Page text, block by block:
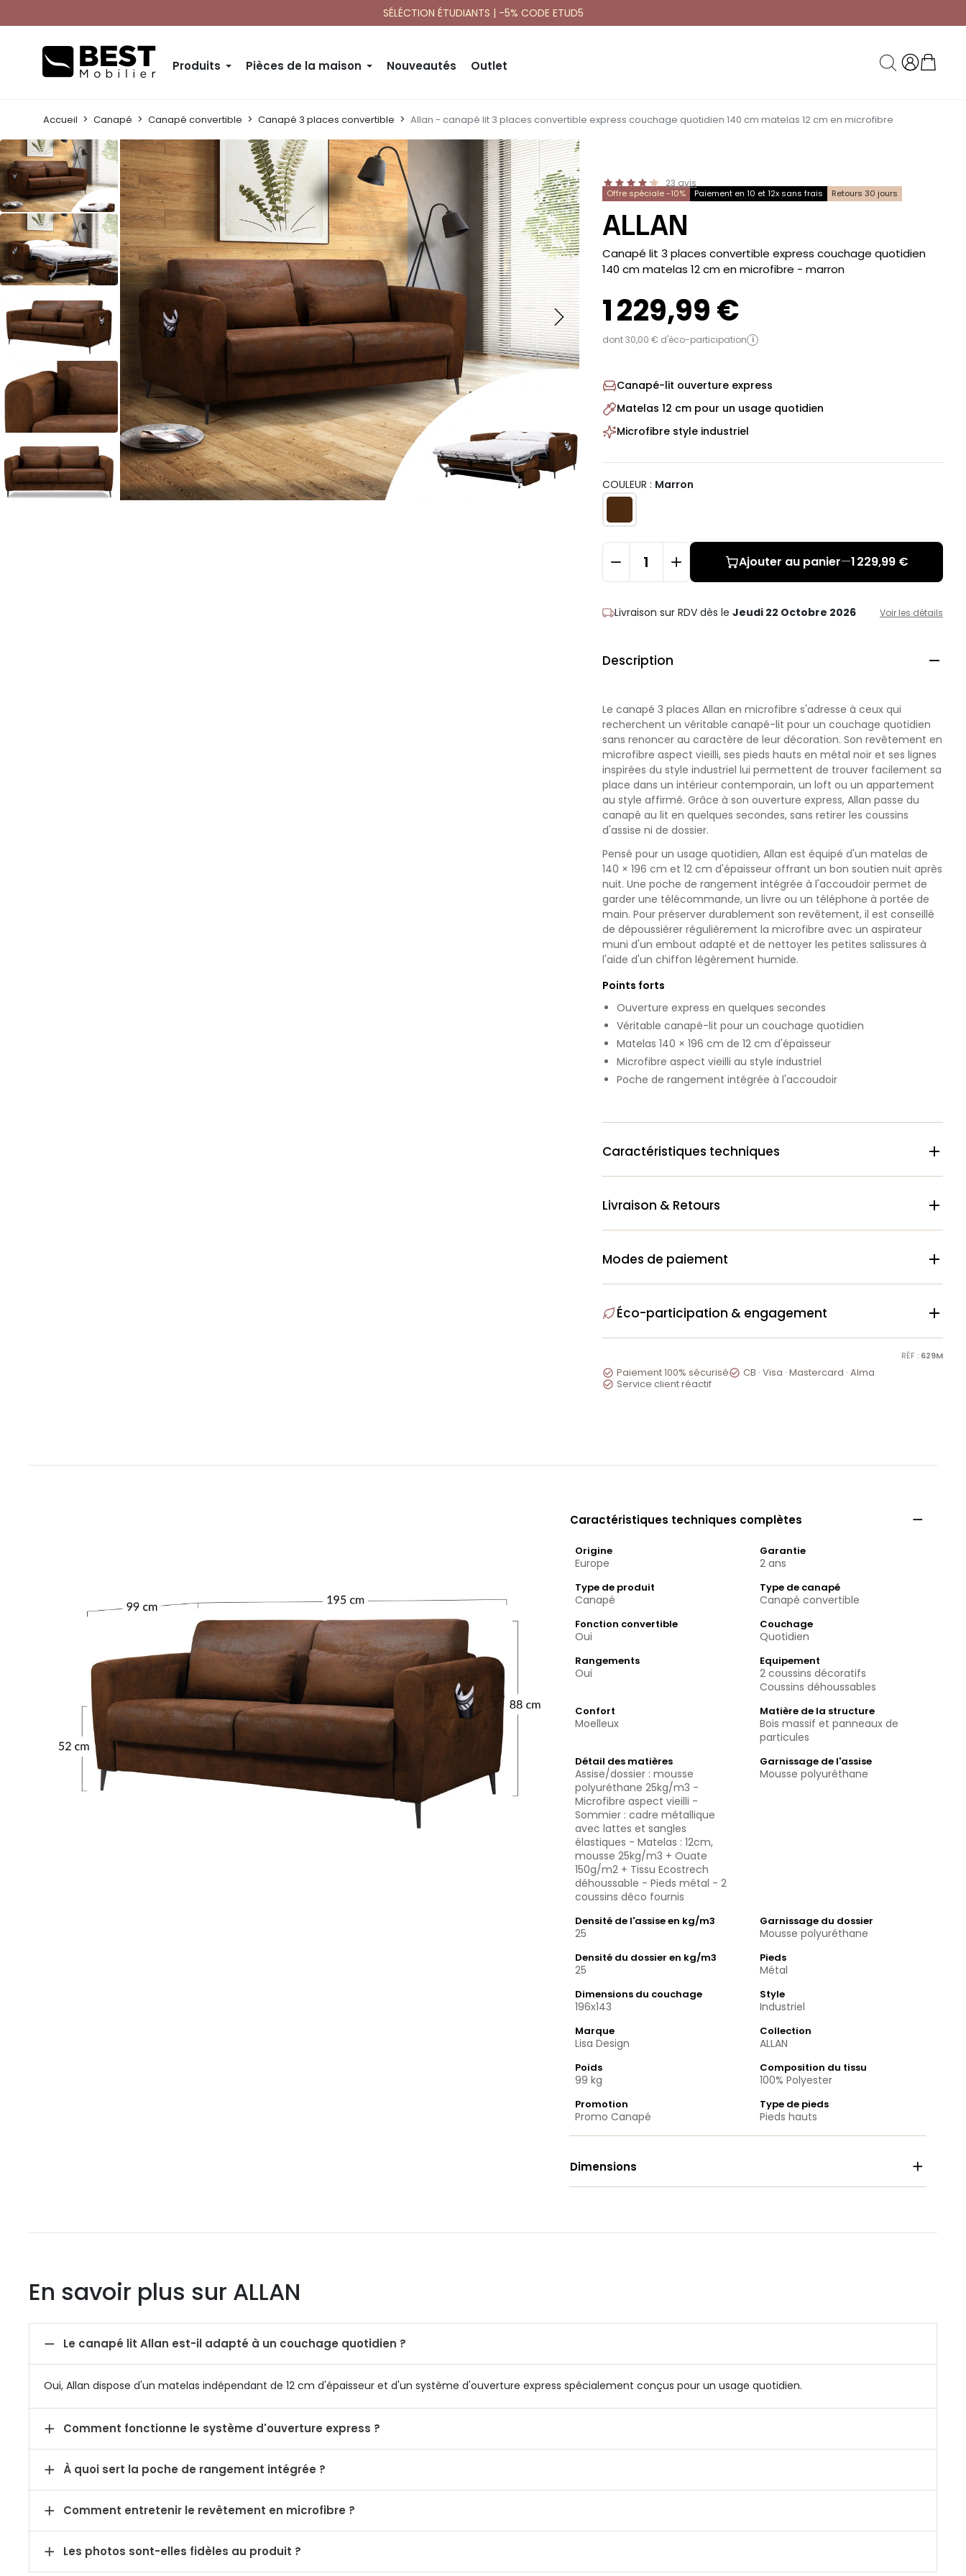
SÉLÉCTION ÉTUDIANTS | -5% CODE ETUD5
Produits Pièces de la maison Nouveautés Outlet
Accueil Canapé Canapé convertible Canapé 3 places convertible Allan - canapé lit 3 places convertible express couchage quotidien 140 cm matelas 12 cm en microfibre
23 avis
Offre spéciale -10% Paiement en 10 et 12x sans frais Retours 30 jours
ALLAN
-
Canapé lit 3 places convertible express couchage quotidien
140 cm matelas 12 cm en microfibre - marron
1 229,99 €
dont 30,00 € d'éco-participation i
Canapé-lit ouverture express
Matelas 12 cm pour un usage quotidien
Microfibre style industriel
COULEUR : Marron
Ajouter au panier—1 229,99 €
Livraison sur RDVdès leJeudi 22 Octobre 2026 Voir les détails
Description 
Le canapé 3 places Allan en microfibre s'adresse à ceux qui
recherchent un véritable canapé-lit pour un couchage quotidien
sans renoncer au caractère de leur décoration. Son revêtement en
microfibre aspect vieilli, ses pieds hauts en métal noir et ses lignes
inspirées du style industriel lui permettent de trouver facilement sa
place dans un intérieur contemporain, un loft ou un appartement
au style affirmé. Grâce à son ouverture express, Allan passe du
canapé au lit en quelques secondes, sans retirer les coussins
d'assise ni de dossier.
Pensé pour un usage quotidien, Allan est équipé d'un matelas de
140 × 196 cm et 12 cm d'épaisseur offrant un bon soutien nuit après
nuit. Une poche de rangement intégrée à l'accoudoir permet de
garder une télécommande, un livre ou un téléphone à portée de
main. Pour préserver durablement son revêtement, il est conseillé
de dépoussiérer régulièrement la microfibre avec un aspirateur
muni d'un embout adapté et de nettoyer les petites salissures à
l'aide d'un chiffon légèrement humide.
Points forts
Ouverture express en quelques secondes
Véritable canapé-lit pour un couchage quotidien
Matelas 140 × 196 cm de 12 cm d'épaisseur
Microfibre aspect vieilli au style industriel
Poche de rangement intégrée à l'accoudoir
Caractéristiques techniques 
Livraison & Retours 
Modes de paiement 
Éco-participation & engagement 
RÉF : 629M
 Paiement 100% sécurisé CB · Visa · Mastercard · Alma
 Service client réactif
Caractéristiques techniques complètes 
Origine
Europe
Garantie
2 ans
Type de produit
Canapé
Type de canapé
Canapé convertible
Fonction convertible
Oui
Couchage
Quotidien
Rangements
Oui
Equipement
2 coussins décoratifs
Coussins déhoussables
Confort
Moelleux
Matière de la structure
Bois massif et panneaux de
particules
Détail des matières
Assise/dossier : mousse
polyuréthane 25kg/m3 -
Microfibre aspect vieilli -
Sommier : cadre métallique
avec lattes et sangles
élastiques - Matelas : 12cm,
mousse 25kg/m3 + Ouate
150g/m2 + Tissu Ecostrech
déhoussable - Pieds métal - 2
coussins déco fournis
Garnissage de l'assise
Mousse polyuréthane
Densité de l'assise en kg/m3
25
Garnissage du dossier
Mousse polyuréthane
Densité du dossier en kg/m3
25
Pieds
Métal
Dimensions du couchage
196x143
Style
Industriel
Marque
Lisa Design
Collection
ALLAN
Poids
99 kg
Composition du tissu
100% Polyester
Promotion
Promo Canapé
Type de pieds
Pieds hauts
Dimensions 
En savoir plus sur ALLAN
 Le canapé lit Allan est-il adapté à un couchage quotidien ?
Oui, Allan dispose d'un matelas indépendant de 12 cm d'épaisseur et d'un système d'ouverture express spécialement conçus pour un usage quotidien.
 Comment fonctionne le système d'ouverture express ?
 À quoi sert la poche de rangement intégrée ?
 Comment entretenir le revêtement en microfibre ?
 Les photos sont-elles fidèles au produit ?